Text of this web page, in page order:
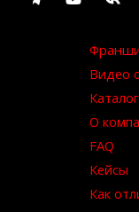
Видео
Каталог
О
FAQ
Кейсы
Как